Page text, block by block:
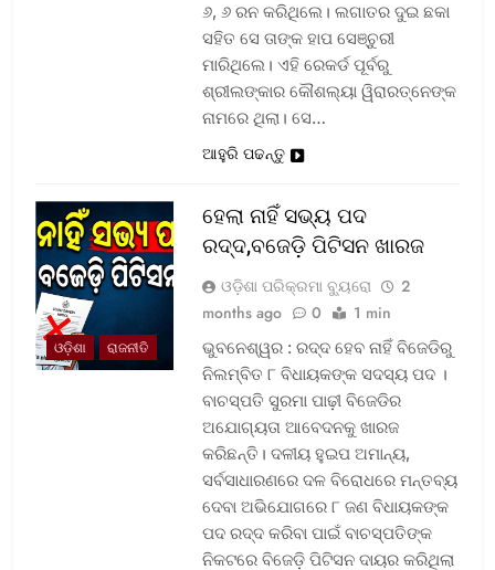
୬, ୬ ରନ କରିଥିଲେ। ଲଗାତର ଦୁଇ ଛକା
ସହିତ ସେ ତାଙ୍କ ହାପ ସେଞ୍ଚୁରୀ
ମାରିଥିଲେ। ଏହି ରେକର୍ଡ ପୂର୍ବରୁ
ଶ୍ରୀଲଙ୍କାର କୌଶଲ୍ୟା ୱିରାରତ୍ନେଙ୍କ
ନାମରେ ଥିଲା। ସେ…
ଆହୁରି ପଢନ୍ତୁ
ଓଡ଼ିଶା ରାଜନୀତି
ହେଲା ନାହିଁ ସଭ୍ୟ ପଦ
ରଦ୍ଦ,ବଜେଡ଼ି ପିଟିସନ ଖାରଜ
ଓଡ଼ିଶା ପରିକ୍ରମା ବ୍ୟୁରୋ
2
months ago
0 1 min
ଭୁବନେଶ୍ୱର : ରଦ୍ଦ ହେବ ନାହିଁ ବିଜେଡିରୁ
ନିଲମ୍ବିତ ୮ ବିଧାୟକଙ୍କ ସଦସ୍ୟ ପଦ ।
ବାଚସ୍ପତି ସୁରମା ପାଢ଼ୀ ବିଜେଡିର
ଅଯୋଗ୍ୟତା ଆବେଦନକୁ ଖାରଜ
କରିଛନ୍ତି। ଦଳୀୟ ହୁଇପ ଅମାନ୍ୟ,
ସର୍ବସାଧାରଣରେ ଦଳ ବିରୋଧରେ ମନ୍ତବ୍ୟ
ଦେବା ଅଭିଯୋଗରେ ୮ ଜଣ ବିଧାୟକଙ୍କ
ପଦ ରଦ୍ଦ କରିବା ପାଇଁ ବାଚସ୍ପତିଙ୍କ
ନିକଟରେ ବିଜେଡ଼ି ପିଟିସନ ଦାୟର କରିଥିଲା